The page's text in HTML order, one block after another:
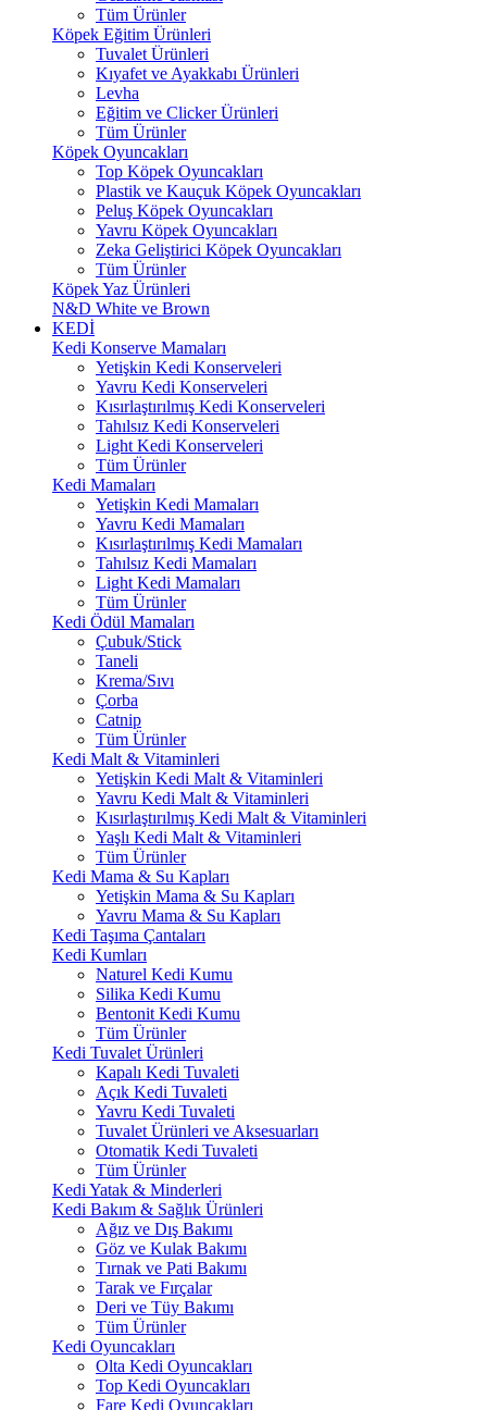
Tüm Ürünler
Köpek Eğitim Ürünleri
Tuvalet Ürünleri
Kıyafet ve Ayakkabı Ürünleri
Levha
Eğitim ve Clicker Ürünleri
Tüm Ürünler
Köpek Oyuncakları
Top Köpek Oyuncakları
Plastik ve Kauçuk Köpek Oyuncakları
Peluş Köpek Oyuncakları
Yavru Köpek Oyuncakları
Zeka Geliştirici Köpek Oyuncakları
Tüm Ürünler
Köpek Yaz Ürünleri
N&D White ve Brown
KEDİ
Kedi Konserve Mamaları
Yetişkin Kedi Konserveleri
Yavru Kedi Konserveleri
Kısırlaştırılmış Kedi Konserveleri
Tahılsız Kedi Konserveleri
Light Kedi Konserveleri
Tüm Ürünler
Kedi Mamaları
Yetişkin Kedi Mamaları
Yavru Kedi Mamaları
Kısırlaştırılmış Kedi Mamaları
Tahılsız Kedi Mamaları
Light Kedi Mamaları
Tüm Ürünler
Kedi Ödül Mamaları
Çubuk/Stick
Taneli
Krema/Sıvı
Çorba
Catnip
Tüm Ürünler
Kedi Malt & Vitaminleri
Yetişkin Kedi Malt & Vitaminleri
Yavru Kedi Malt & Vitaminleri
Kısırlaştırılmış Kedi Malt & Vitaminleri
Yaşlı Kedi Malt & Vitaminleri
Tüm Ürünler
Kedi Mama & Su Kapları
Yetişkin Mama & Su Kapları
Yavru Mama & Su Kapları
Kedi Taşıma Çantaları
Kedi Kumları
Naturel Kedi Kumu
Silika Kedi Kumu
Bentonit Kedi Kumu
Tüm Ürünler
Kedi Tuvalet Ürünleri
Kapalı Kedi Tuvaleti
Açık Kedi Tuvaleti
Yavru Kedi Tuvaleti
Tuvalet Ürünleri ve Aksesuarları
Otomatik Kedi Tuvaleti
Tüm Ürünler
Kedi Yatak & Minderleri
Kedi Bakım & Sağlık Ürünleri
Ağız ve Dış Bakımı
Göz ve Kulak Bakımı
Tırnak ve Pati Bakımı
Tarak ve Fırçalar
Deri ve Tüy Bakımı
Tüm Ürünler
Kedi Oyuncakları
Olta Kedi Oyuncakları
Top Kedi Oyuncakları
Fare Kedi Oyuncakları